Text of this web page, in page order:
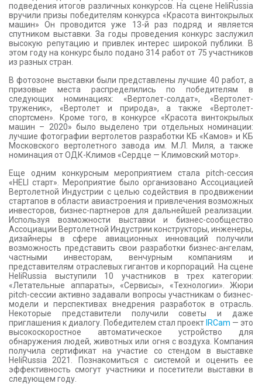
подведения итогов различных конкурсов. На сцене HeliRussia
вручили призы победителям конкурса «Красота винтокрылых
машин» Он проводится уже 13-й раз подряд и является
спутником выставки. За годы проведения конкурс заслужил
высокую репутацию и привлек интерес широкой публики. В
этом году на конкурс было подано 314 работ от 75 участников
из разных стран.
В фотозоне выставки были представлены лучшие 40 работ, а
призовые места распределились по победителям в
следующих номинациях: «Вертолет-солдат», «Вертолет-
труженик», «Вертолет и природа», а также «Вертолет-
спортсмен». Кроме того, в конкурсе «Красота винтокрылых
машин – 2020» было выделено три отдельных номинации:
лучшие фотографии вертолетов разработки КБ «Камов» и КБ
Московского вертолетного завода им. М.Л. Миля, а также
номинация от ОДК-Климов «Сердце — Климовский мотор».
Еще одним конкурсным мероприятием стала pitch-сессия
«HELI старт». Мероприятие было организовано Ассоциацией
Вертолетной Индустрии с целью содействия в продвижении
стартапов в области авиастроения и привлечения возможных
инвесторов, бизнес-партнеров для дальнейшей реализации.
Используя возможности выставки и бизнес-сообщество
Ассоциации Вертолетной Индустрии конструкторы, инженеры,
дизайнеры в сфере авиационных инноваций получили
возможность представить свои разработки бизнес-ангелам,
частными инвесторам, венчурным компаниям и
представителям отраслевых гигантов и корпораций. На сцене
HeliRussia выступили 10 участников в трех категории:
«Летательные аппараты», «Сервисы», «Технологии». Жюри
pitch-сессии активно задавали вопросы участникам о бизнес-
модели и перспективах внедрения разработок в отрасль.
Некоторые представители получили советы и даже
приглашения к диалогу. Победителем стал проект IRCam — это
высокоскоростное автоматическое устройство для
обнаружения людей, животных или огня с воздуха. Компания
получила сертификат на участие со стендом в выставке
HeliRussia 2021. Познакомиться с системой и оценить ее
эффективность смогут участники и посетители выставки в
следующем году.